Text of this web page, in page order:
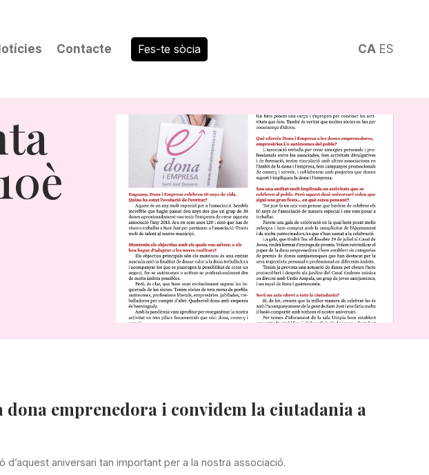
Contacte Fes-te sòcia CA ES
emprenedora i convidem la ciutadania a
aniversari tan important per a la nostra associació.